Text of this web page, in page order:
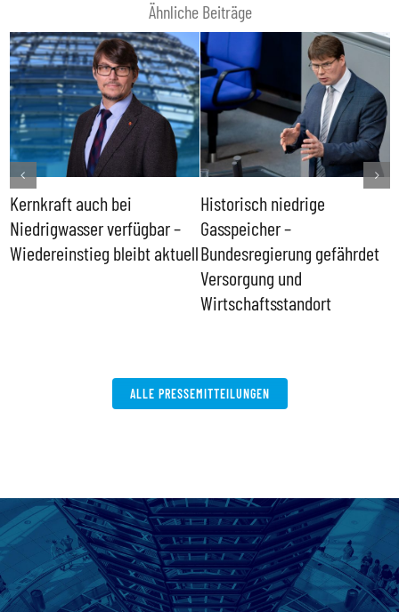
Ähnliche Beiträge
Kernkraft auch bei
Niedrigwasser verfügbar –
Wiedereinstieg bleibt aktuell
Historisch niedrige
Gasspeicher –
Bundesregierung gefährdet
Versorgung und
Wirtschaftsstandort
ALLE PRESSEMITTEILUNGEN